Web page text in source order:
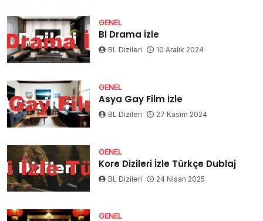
GENEL
Bl Drama İzle
BL Dizileri 10 Aralık 2024
GENEL
Asya Gay Film İzle
BL Dizileri 27 Kasım 2024
GENEL
Kore Dizileri İzle Türkçe Dublaj
BL Dizileri 24 Nisan 2025
GENEL